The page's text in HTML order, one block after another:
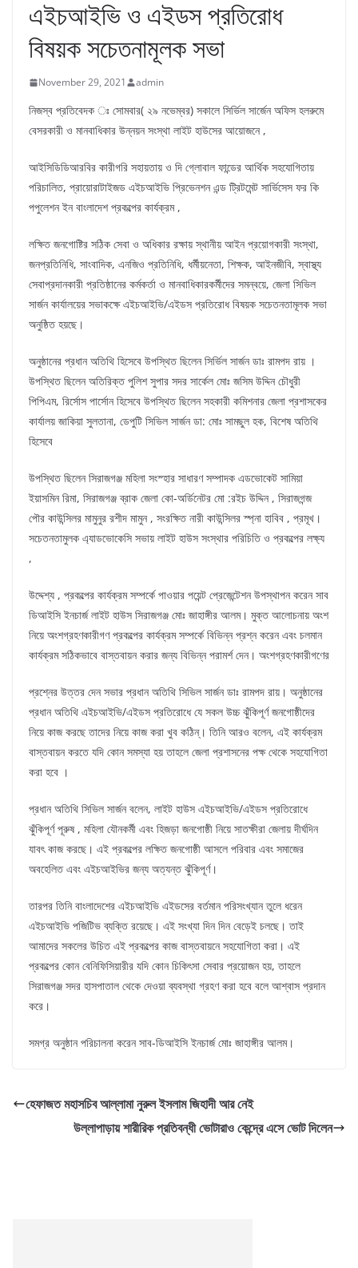
এইচআইভি ও এইডস প্রতিরোধ
বিষয়ক সচেতনামূলক সভা
November 29, 2021 admin
নিজস্ব প্রতিবেদক ঃ সোমবার( ২৯ নভেম্বর) সকালে সির্ভিল সার্জেন অফিস হলরুমে
বেসরকারী ও মানবাধিকার উন্নয়ন সংস্থা লাইট হাউসের আয়োজনে ,
আইসিডিডিআরবির কারীগরি সহায়তায় ও দি গ্লোবাল ফান্ডের আর্থিক সহযোগিতায়
পরিচালিত, প্রায়োরাটাইজড এইচআইভি প্রিভেনশন এন্ড ট্রিটমেন্ট সার্ভিসেস ফর কি
পপুলেশন ইন বাংলাদেশ প্রকল্পের কার্যক্রম ,
লক্ষিত জনগোষ্টির সঠিক সেবা ও অধিকার রক্ষায় স্থানীয় আইন প্রয়োগকারী সংস্থা,
জনপ্রতিনিধি, সাংবাদিক, এনজিও প্রতিনিধি, ধর্মীয়নেতা, শিক্ষক, আইনজীবি, স্বাস্থ্য
সেবাপ্রদানকারী প্রতিষ্ঠানের কর্মকর্তা ও মানবাধিকারকর্মীদের সমন্বয়ে, জেলা সিভিল
সার্জন কার্যালয়ের সভাকক্ষে এইচআইভি/এইডস প্রতিরোধ বিষয়ক সচেতনতামূলক সভা
অনুষ্ঠিত হয়ছে।
অনুষ্ঠানের প্রধান অতিথি হিসেবে উপস্থিত ছিলেন সির্ভিল সার্জন ডাঃ রামপদ রায় ।
উপস্থিত ছিলেন অতিরিক্ত পুলিশ সুপার সদর সার্কেল মোঃ জসিম উদ্দিন চৌধুরী
পিপিএম, রির্সোস পার্সোন হিসেবে উপস্থিত ছিলেন সহকারী কমিশনার জেলা প্রশাসকের
কার্যালয় জাকিয়া সুলতানা, ডেপুটি সিভিল সার্জন ডা: মোঃ সামছুল হক, বিশেষ অতিথি
হিসেবে
উপস্থিত ছিলেন সিরাজগঞ্জ মহিলা সংস্হার সাধারণ সম্পাদক এডভোকেট সামিয়া
ইয়াসমিন রিমা, সিরাজগঞ্জ ব্রাক জেলা কো-অর্ডিনেটর মো :রইচ উদ্দিন , সিরাজগন্জ
পৌর কাউন্সিলর মামুনুর রশীদ মামুন , সংরক্ষিত নারী কাউন্সিলর স্প্না হাবিব , প্রমূখ।
সচেতনতামুলক এ্যাডভোকেসি সভায় লাইট হাউস সংস্থার পরিচিতি ও প্রকল্পের লক্ষ্য
,
উদ্দেশ্য , প্রকল্পের কার্যক্রম সম্পর্কে পাওয়ার পয়েন্ট প্রেজেন্টেশন উপস্থাপন করেন সাব
ডিআইসি ইনচার্জ লাইট হাউস সিরাজগঞ্জ মোঃ জাহাঙ্গীর আলম। মুক্ত আলোচনায় অংশ
নিয়ে অংশগ্রহণকারীগণ প্রকল্পের কার্যক্রম সম্পর্কে বিভিন্ন প্রশ্ন করেন এবং চলমান
কার্যক্রম সঠিকভাবে বাস্তবায়ন করার জন্য বিভিন্ন পরামর্শ দেন। অংশগ্রহণকারীগণের
প্রশ্নের উত্তর দেন সভার প্রধান অতিথি সিভিল সার্জন ডাঃ রামপদ রায়। অনুষ্ঠানের
প্রধান অতিথি এইচআইভি/এইডস প্রতিরোধে যে সকল উচ্চ ঝুঁকিপূর্ণ জনগোষ্ঠীদের
নিয়ে কাজ করছে তাদের নিয়ে কাজ করা খুব কঠিন্। তিনি আরও বলেন, এই কার্যক্রম
বাস্তবায়ন করতে যদি কোন সমস্যা হয় তাহলে জেলা প্রশাসনের পক্ষ থেকে সহযোগিতা
করা হবে ।
প্রধান অতিথি সিভিল সার্জন বলেন, লাইট হাউস এইচআইভি/এইডস প্রতিরোধে
ঝুঁকিপূর্ণ পূরুষ , মহিলা যৌনকর্মী এবং হিজড়া জনগোষ্ঠী নিয়ে সাতক্ষীরা জেলায় দীর্ঘদিন
যাবৎ কাজ করছে। এই প্রকল্পের লক্ষিত জনগোষ্ঠী আসলে পরিবার এবং সমাজের
অবহেলিত এবং এইচআইভির জন্য অত্যন্ত ঝুঁকিপূর্ণ।
তারপর তিনি বাংলাদেশের এইচআইভি এইডসের বর্তমান পরিসংখ্যান তুলে ধরেন
এইচআইভি পজিটিভ ব্যক্তি রয়েছে। এই সংখ্যা দিন দিন বেড়েই চলছে। তাই
আমাদের সকলের উচিত এই প্রকল্পের কাজ বাস্তবায়নে সহযোগিতা করা। এই
প্রকল্পের কোন বেনিফিসিয়ারীর যদি কোন চিকিৎসা সেবার প্রয়োজন হয়, তাহলে
সিরাজগঞ্জ সদর হাসপাতাল থেকে দেওয়া ব্যবস্থা গ্রহণ করা হবে বলে আশ্বাস প্রদান
করে।
সমগ্র অনুষ্ঠান পরিচালনা করেন সাব-ডিআইসি ইনচার্জ মোঃ জাহাঙ্গীর আলম।
হেফাজত মহাসচিব আল্লামা নুরুল ইসলাম জিহাদী আর নেই
উল্লাপাড়ায় শারীরিক প্রতিবন্ধী ভোটারাও কেন্দ্রে এসে ভোট দিলেন